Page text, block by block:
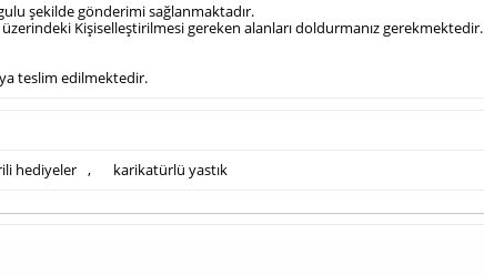
şekilde gönderimi sağlanmaktadır.
üzerindeki Kişiselleştirilmesi gereken alanları doldurmanız gerekmektedir.
teslim edilmektedir.
hediyeler , karikatürlü yastık